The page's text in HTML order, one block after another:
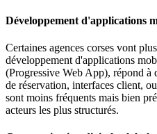
Développement d'applications
Certaines agences corses vont
développement d'applications
(Progressive Web App), répond à
de réservation, interfaces client,
sont moins fréquents mais bien
acteurs les plus structurés.